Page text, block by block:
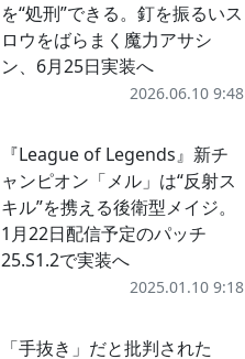
を“処刑”できる。釘を振るいス
ロウをばらまく魔力アサシ
ン、6月25日実装へ
2026.06.10 9:48
『League of Legends』新チ
ャンピオン「メル」は“反射ス
キル”を携える後衛型メイジ。
1月22日配信予定のパッチ
25.S1.2で実装へ
2025.01.10 9:18
「手抜き」だと批判された